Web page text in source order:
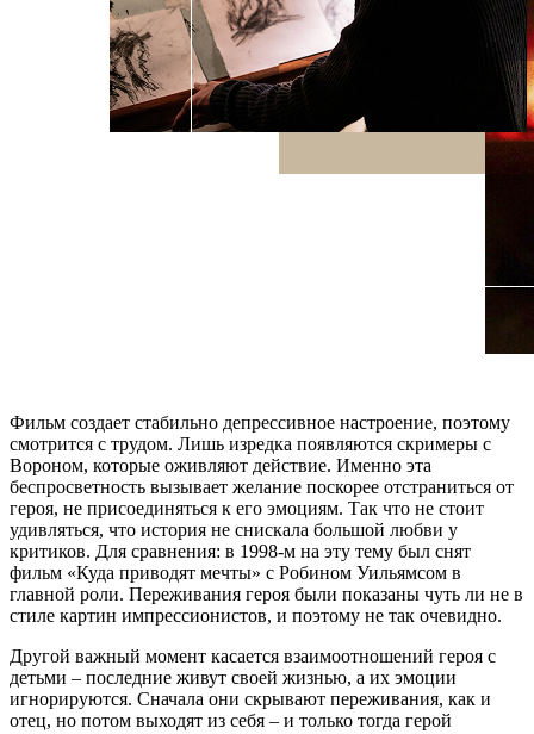
Фильм создает стабильно депрессивное настроение, поэтому
смотрится с трудом. Лишь изредка появляются скримеры с
Вороном, которые оживляют действие. Именно эта
беспросветность вызывает желание поскорее отстраниться от
героя, не присоединяться к его эмоциям. Так что не стоит
удивляться, что история не снискала большой любви у
критиков. Для сравнения: в 1998-м на эту тему был снят
фильм «Куда приводят мечты» с Робином Уильямсом в
главной роли. Переживания героя были показаны чуть ли не в
стиле картин импрессионистов, и поэтому не так очевидно.
Другой важный момент касается взаимоотношений героя с
детьми – последние живут своей жизнью, а их эмоции
игнорируются. Сначала они скрывают переживания, как и
отец, но потом выходят из себя – и только тогда герой